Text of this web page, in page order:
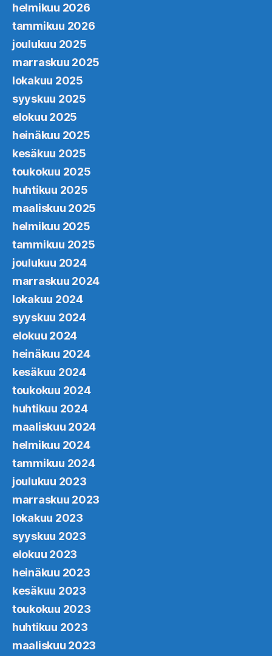
helmikuu 2026
tammikuu 2026
joulukuu 2025
marraskuu 2025
lokakuu 2025
syyskuu 2025
elokuu 2025
heinäkuu 2025
kesäkuu 2025
toukokuu 2025
huhtikuu 2025
maaliskuu 2025
helmikuu 2025
tammikuu 2025
joulukuu 2024
marraskuu 2024
lokakuu 2024
syyskuu 2024
elokuu 2024
heinäkuu 2024
kesäkuu 2024
toukokuu 2024
huhtikuu 2024
maaliskuu 2024
helmikuu 2024
tammikuu 2024
joulukuu 2023
marraskuu 2023
lokakuu 2023
syyskuu 2023
elokuu 2023
heinäkuu 2023
kesäkuu 2023
toukokuu 2023
huhtikuu 2023
maaliskuu 2023